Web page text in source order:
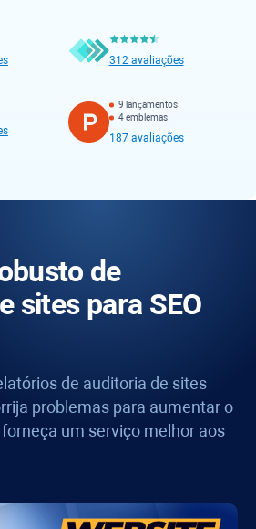
312 avaliações
9 lançamentos
4 emblemas
187 avaliações
de
sites para SEO
de auditoria de sites
problemas para aumentar o
um serviço melhor aos